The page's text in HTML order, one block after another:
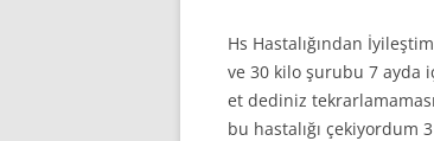
Hs Hastalığından
ve 30 kilo şurubu 7 ayda
et dediniz
bu hastalığı çekiyordum